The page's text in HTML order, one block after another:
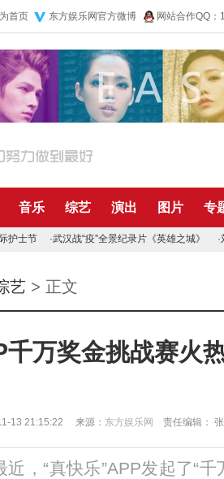
首页 东方娱乐网官方微博 网站合作QQ
音乐 综艺 演出 图片 专
护士节 ·武汉战“疫”全景纪录片《英雄之城》 ·
艺 > 正文
千万奖金挑战赛火
13 21:15:22 来源： 东方娱乐网 责任编辑：
近，“真快乐”APP发起了“